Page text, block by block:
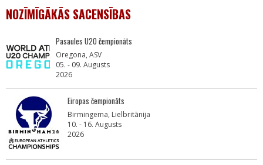
NOZĪMĪGĀKĀS SACENSĪBAS
Pasaules U20 čempionāts
Oregona, ASV
05. - 09. Augusts
2026
Eiropas čempionāts
Birmingema, Lielbritānija
10. - 16. Augusts
2026